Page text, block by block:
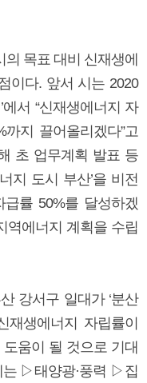
의 목표 대비 신재생에
이다. 앞서 시는 2020
에서 “신재생에너지 자
지 끌어올리겠다”고
초 업무계획 발표 등
지 도시 부산’을 비전
급률 50%를 달성하겠
역에너지 계획을 수립
강서구 일대가 ‘분산
재생에너지 자립률이
움이 될 것으로 기대
는 ▷태양광·풍력 ▷집